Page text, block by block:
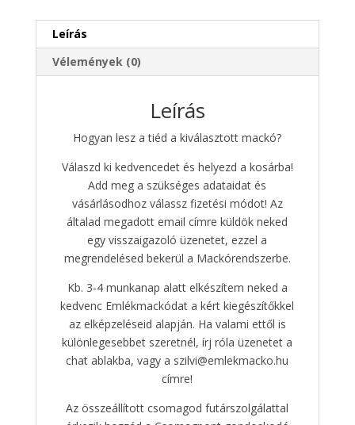
Leírás
Vélemények (0)
Leírás
Hogyan lesz a tiéd a kiválasztott mackó?
Válaszd ki kedvencedet és helyezd a kosárba!
Add meg a szükséges adataidat és
vásárlásodhoz válassz fizetési módot! Az
általad megadott email címre küldök neked
egy visszaigazoló üzenetet, ezzel a
megrendelésed bekerül a Mackórendszerbe.
Kb. 3-4 munkanap alatt elkészítem neked a
kedvenc Emlékmackódat a kért kiegészítőkkel
az elképzeléseid alapján. Ha valami ettől is
különlegesebbet szeretnél, írj róla üzenetet a
chat ablakba, vagy a szilvi@emlekmacko.hu
címre!
Az összeállított csomagod futárszolgálattal